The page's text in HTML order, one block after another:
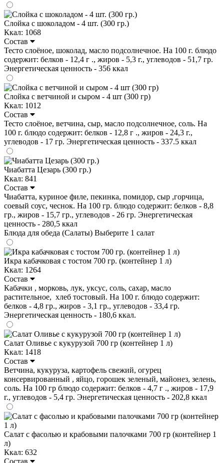
Слойка с шоколадом - 4 шт. (300 гр.)
Ккал: 1068
Состав
Тесто слоёное, шоколад, масло подсолнечное. На 100 г. блюдо
содержит: белков - 12,4 г ., жиров - 5,3 г., углеводов - 51,7 гр.
Энергетическая ценность - 356 ккал
Слойка с ветчиной и сыром - 4 шт (300 гр)
Ккал: 1012
Состав
Тесто слоёное, ветчина, сыр, масло подсолнечное, соль. На
100 г. блюдо содержит: белков - 12,8 г ., жиров - 24,3 г.,
углеводов - 17 гр. Энергетическая ценность - 337.5 ккал
Чиабатта Цезарь (300 гр.)
Ккал: 841
Состав
Чиабатта, куриное филе, пекинка, помидор, сыр ,горчица,
соевый соус, чеснок. На 100 гр. блюдо содержит: белков - 8,8
гр., жиров - 15,7 гр., углеводов - 26 гр. Энергетическая
ценность - 280,5 ккал
Блюда для обеда (Салаты) Выберите 1 салат
Икра кабачковая с тостом 700 гр. (контейнер 1 л)
Ккал: 1264
Состав
Кабачки , морковь, лук, уксус, соль, сахар, масло
растительное, хлеб тостовый. На 100 г. блюдо содержит:
белков - 4,8 гр., жиров - 3,1 гр., углеводов - 33,4 гр.
Энергетическая ценность - 180,6 ккал.
Салат Оливье с кукурузой 700 гр (контейнер 1 л)
Ккал: 1418
Состав
Ветчина, кукуруза, картофель свежий, огурец
консервированный , яйцо, горошек зеленый, майонез, зелень,
соль. На 100 гр блюдо содержит: белков - 4,7 г ., жиров - 17,9
г., углеводов - 5,4 гр. Энергетическая ценность - 202,8 ккал
Салат с фасолью и крабовыми палочками 700 гр (контейнер 1
л)
Ккал: 632
Состав